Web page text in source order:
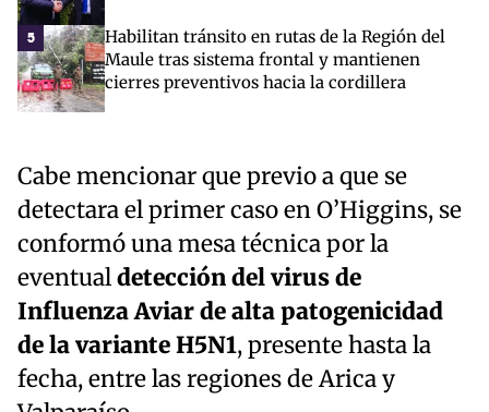
5
Habilitan tránsito en rutas de la Región del
Maule tras sistema frontal y mantienen
cierres preventivos hacia la cordillera
Cabe mencionar que previo a que se
detectara el primer caso en O’Higgins, se
conformó una mesa técnica por la
eventualdetección del virus de
Influenza Aviar de alta patogenicidad
de la variante H5N1, presente hasta la
fecha, entre las regiones de Arica y